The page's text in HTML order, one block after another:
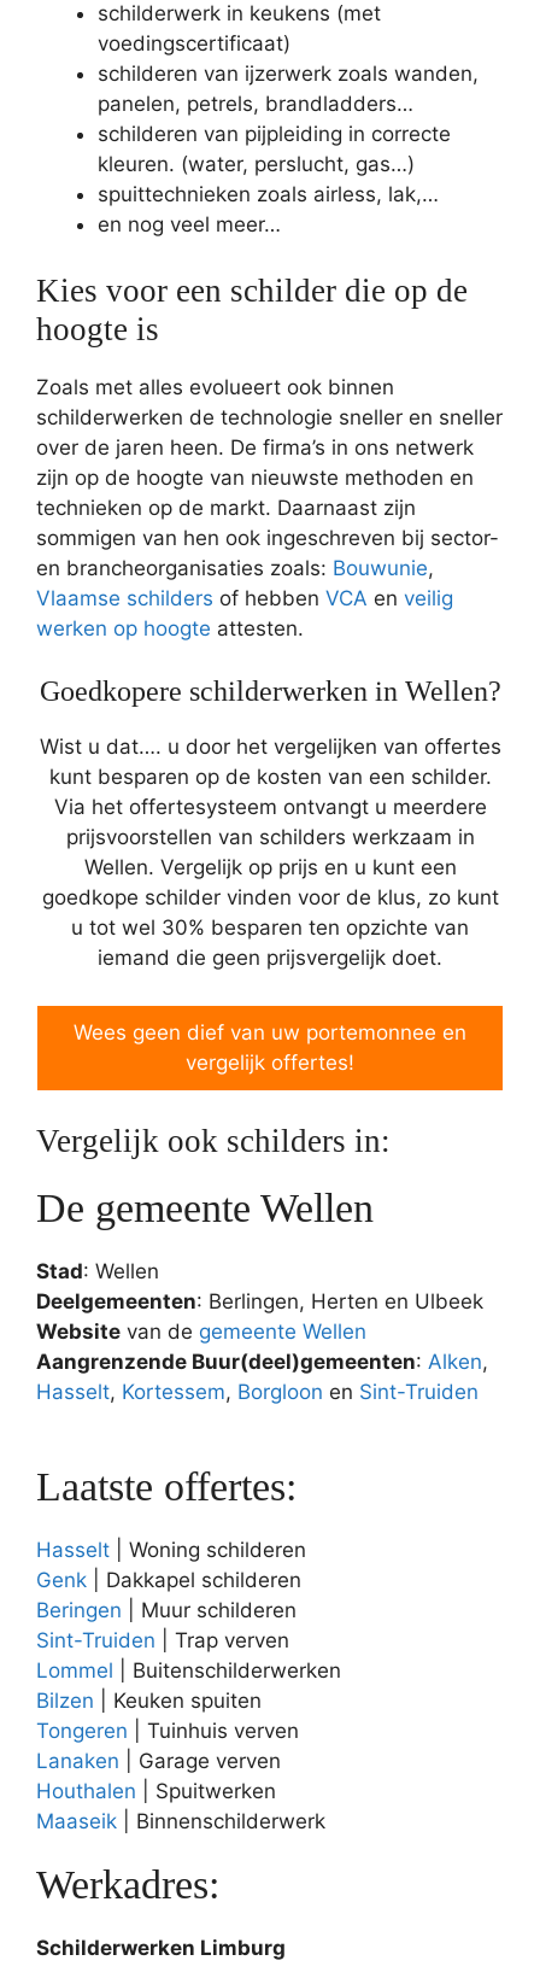
schilderwerk in keukens (met
voedingscertificaat)
schilderen van ijzerwerk zoals wanden,
panelen, petrels, brandladders…
schilderen van pijpleiding in correcte
kleuren. (water, perslucht, gas…)
spuittechnieken zoals airless, lak,…
en nog veel meer…
Kies voor een schilder die op de
hoogte is
Zoals met alles evolueert ook binnen
schilderwerken de technologie sneller en sneller
over de jaren heen. De firma’s in ons netwerk
zijn op de hoogte van nieuwste methoden en
technieken op de markt. Daarnaast zijn
sommigen van hen ook ingeschreven bij sector-
en brancheorganisaties zoals: Bouwunie,
Vlaamse schilders of hebben VCA en veilig
werken op hoogte attesten.
Goedkopere schilderwerken in Wellen?
Wist u dat…. u door het vergelijken van offertes
kunt besparen op de kosten van een schilder.
Via het offertesysteem ontvangt u meerdere
prijsvoorstellen van schilders werkzaam in
Wellen. Vergelijk op prijs en u kunt een
goedkope schilder vinden voor de klus, zo kunt
u tot wel 30% besparen ten opzichte van
iemand die geen prijsvergelijk doet.
Wees geen dief van uw portemonnee en
vergelijk offertes!
Vergelijk ook schilders in:
De gemeente Wellen
Stad: Wellen
Deelgemeenten: Berlingen, Herten en Ulbeek
Website van de gemeente Wellen
Aangrenzende Buur(deel)gemeenten: Alken,
Hasselt, Kortessem, Borgloon en Sint-Truiden
Laatste offertes:
Hasselt | Woning schilderen
Genk | Dakkapel schilderen
Beringen | Muur schilderen
Sint-Truiden | Trap verven
Lommel | Buitenschilderwerken
Bilzen | Keuken spuiten
Tongeren | Tuinhuis verven
Lanaken | Garage verven
Houthalen | Spuitwerken
Maaseik | Binnenschilderwerk
Werkadres:
Schilderwerken Limburg